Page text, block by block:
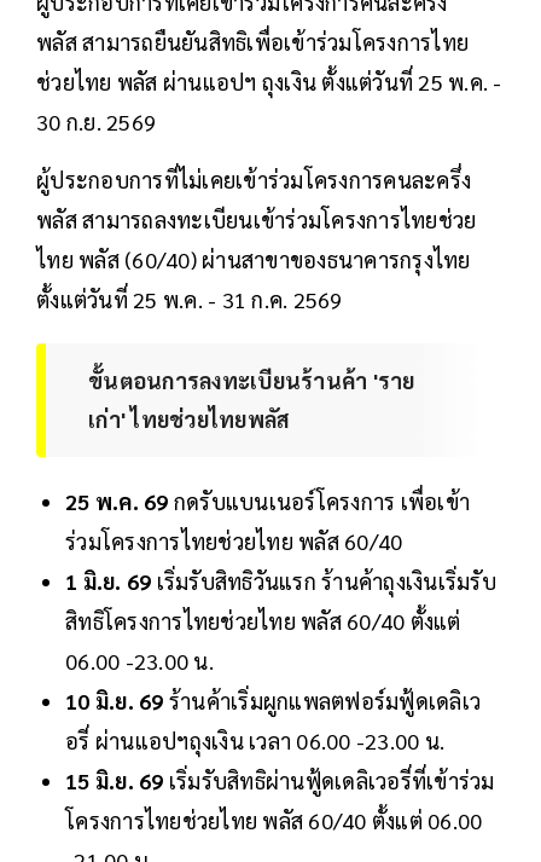
พลัส สามารถยืนยันสิทธิเพื่อเข้าร่วมโครงการไทย
ช่วยไทย พลัส ผ่านแอปฯ ถุงเงิน ตั้งแต่วันที่ 25 พ.ค. -
30 ก.ย. 2569
ผู้ประกอบการที่ไม่เคยเข้าร่วมโครงการคนละครึ่ง
พลัส สามารถลงทะเบียนเข้าร่วมโครงการไทยช่วย
ไทย พลัส (60/40) ผ่านสาขาของธนาคารกรุงไทย
ตั้งแต่วันที่ 25 พ.ค. - 31 ก.ค. 2569
ขั้นตอนการลงทะเบียนร้านค้า 'ราย
เก่า' ไทยช่วยไทยพลัส
25 พ.ค. 69 กดรับแบนเนอร์โครงการ เพื่อเข้า
ร่วมโครงการไทยช่วยไทย พลัส 60/40
1 มิ.ย. 69 เริ่มรับสิทธิวันแรก ร้านค้าถุงเงินเริ่มรับ
สิทธิโครงการไทยช่วยไทย พลัส 60/40 ตั้งแต่
06.00 -23.00 น.
10 มิ.ย. 69 ร้านค้าเริ่มผูกแพลตฟอร์มฟู้ดเดลิเว
อรี่ ผ่านแอปฯถุงเงิน เวลา 06.00 -23.00 น.
15 มิ.ย. 69 เริ่มรับสิทธิผ่านฟู้ดเดลิเวอรี่ที่เข้าร่วม
โครงการไทยช่วยไทย พลัส 60/40 ตั้งแต่ 06.00